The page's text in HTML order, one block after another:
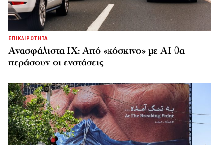
ΕΠΙΚΑΙΡΟΤΗΤΑ
Ανασφάλιστα ΙΧ: Από «κόσκινο» με AI θα
περάσουν οι ενστάσεις